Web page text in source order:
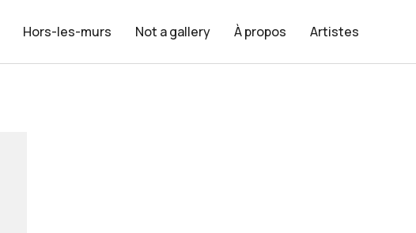
Hors-les-murs Not a gallery À propos Artistes